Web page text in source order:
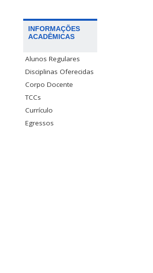
INFORMAÇÕES
ACADÊMICAS
Alunos Regulares
Disciplinas Oferecidas
Corpo Docente
TCCs
Currículo
Egressos